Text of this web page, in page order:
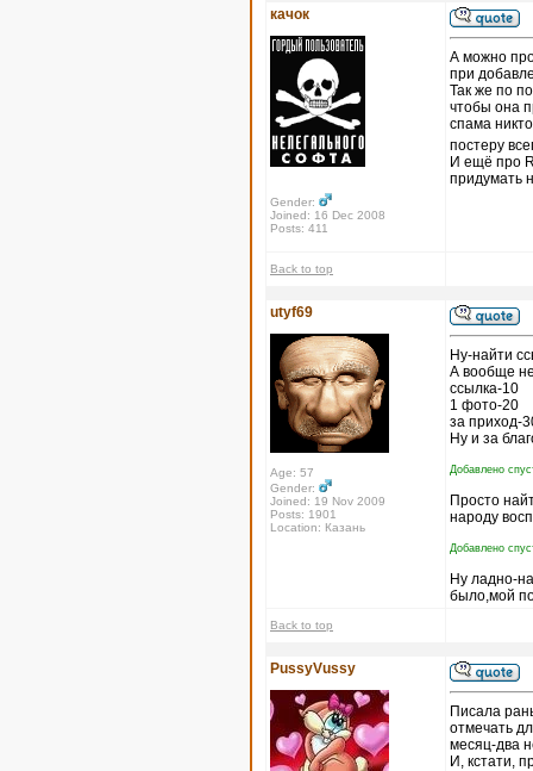
качок
Gender:
Joined: 16 Dec 2008
Posts: 411
А можно
при
Так же по
чтобы она
спама
постеру
И ещё про
придумать
Back to top
utyf69
Age: 57
Gender:
Joined: 19 Nov 2009
Posts: 1901
Location: Казань
Ну-найти
А вообще
ссылка-10
1 фото-20
за приход-
Ну и за
Добавлено
Просто
народу
Добавлено
Ну ладно-
было,мой
Back to top
PussyVussy
Писала
отмечать
месяц-два
И, кстати,